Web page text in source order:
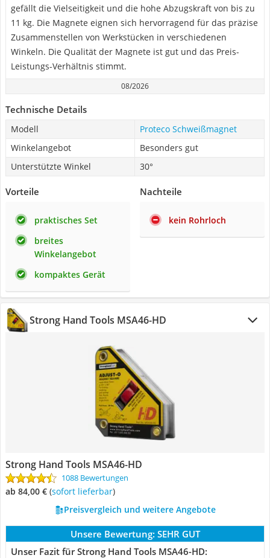
gefällt die Vielseitigkeit und die hohe Abzugskraft von bis zu
11 kg. Die Magnete eignen sich hervorragend für das präzise
Zusammenstellen von Werkstücken in verschiedenen
Winkeln. Die Qualität der Magnete ist gut und das Preis-
Leistungs-Verhältnis stimmt.
08/2026
Technische Details
Modell
Proteco Schweißmagnet
Winkelangebot
Besonders gut
Unterstützte Winkel
30°
Vorteile
praktisches Set
breites
Winkelangebot
kompaktes Gerät
Nachteile
kein Rohrloch
Strong Hand Tools MSA46-HD
Strong Hand Tools MSA46-HD
1088 Bewertungen
ab 84,00 € ( Sofort lieferbar)
Preisvergleich und weitere Angebote
Unsere Bewertung: SEHR GUT
Unser Fazit für Strong Hand Tools MSA46-HD: